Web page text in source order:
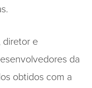
diretor e
da
obtidos com a